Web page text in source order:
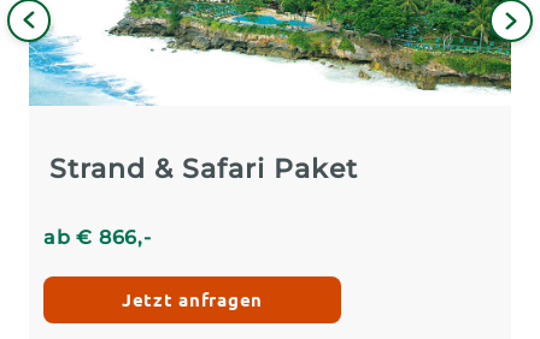
Strand & Safari Paket
ab€ 866,-
Jetzt anfragen